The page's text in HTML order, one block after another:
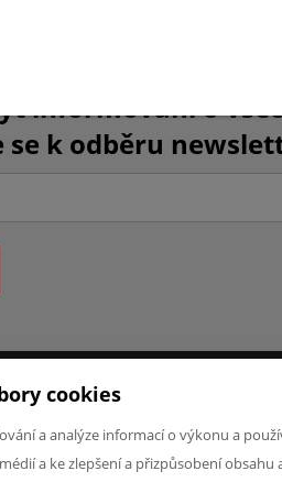
informováni o
se k odběru
NAPIŠTE
Chcete nám
cookies
a analýze informací o výkonu a
a ke zlepšení a přizpůsobení obsahu